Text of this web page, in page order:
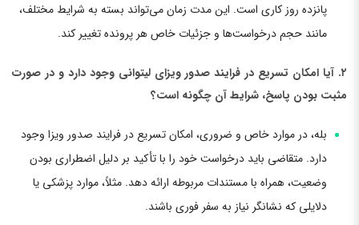
پانزده روز کاری است. این مدت زمان می‌تواند بسته به شرایط مختلف،
مانند حجم درخواست‌ها و جزئیات خاص هر پرونده تغییر کند.
۲. آیا امکان تسریع در فرایند صدور ویزای لیتوانی وجود دارد و در صورت
مثبت بودن پاسخ، شرایط آن چگونه است؟
بله، در موارد خاص و ضروری، امکان تسریع در فرایند صدور ویزا وجود
دارد. متقاضی باید درخواست خود را با تأکید بر دلیل اضطراری بودن
وضعیت، همراه با مستندات مربوطه ارائه دهد. مثلاً، موارد پزشکی یا
دلایلی که نشانگر نیاز به سفر فوری باشند.